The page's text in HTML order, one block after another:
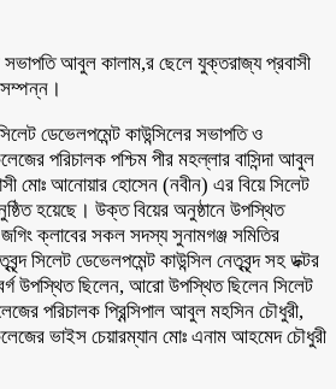
সভাপতি আবুল কালাম,র ছেলে যুক্তরাজ্য প্রবাসী
সম্পন্ন।
ডেভেলপমেন্ট কাউন্সিলের সভাপতি ও
পরিচালক পশ্চিম পীর মহল্লার বাসিন্দা আবুল
মোঃ আনোয়ার হোসেন (নবীন) এর বিয়ে সিলেট
হয়েছে। উক্ত বিয়ের অনুষ্ঠানে উপস্থিত
ক্লাবের সকল সদস্য সুনামগঞ্জ সমিতির
সিলেট ডেভেলপমেন্ট কাউন্সিল নেতৃবৃন্দ সহ ডক্টর
উপস্থিত ছিলেন, আরো উপস্থিত ছিলেন সিলেট
পরিচালক প্রিন্সিপাল আবুল মহসিন চৌধুরী,
ভাইস চেয়ারম্যান মোঃ এনাম আহমেদ চৌধুরী